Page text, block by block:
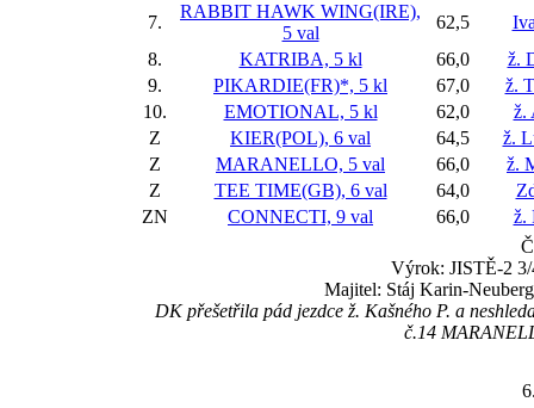
7.
RABBIT HAWK WING(IRE),
5 val
62,5
8.
KATRIBA, 5 kl 66,0
ž.
9.
PIKARDIE(FR)*, 5 kl 67,0
ž.
10.
EMOTIONAL, 5 kl 62,0
ž.
Z
KIER(POL), 6 val 64,5
ž.
Z
MARANELLO, 5 val 66,0
ž.
Z
TEE TIME(GB), 6 val 64,0
ZN
CONNECTI, 9 val 66,0
ž.
Výrok: JISTĚ-2 3/
Majitel: Stáj Karin-
DK přešetřila pád jezdce ž. Kašného P. a
č.14